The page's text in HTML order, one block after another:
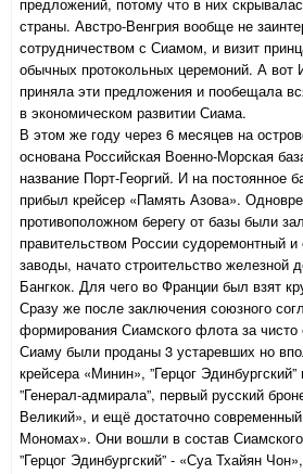
страны. Австро-Венгрия вообще не
сотрудничеством с Сиамом, и визит
обычных протокольных церемоний. А вот
приняла эти предложения и пообещала
в экономическом развитии Сиама.
В этом же году через 6 месяцев на
основана Российская Военно-Морская
название Порт-Георгий. И на постоянное
прибыл крейсер «Память Азова».
противоположном берегу от базы были
правительством России судоремонтный
заводы, начато строительство железной
Бангкок. Для чего во Франции был взят
Сразу же после заключения союзного
формирования Сиамского флота за
Сиаму были проданы 3 устаревших но
крейсера «Минин», ”Герцог
”Генерал-адмирала”, первый русский
Великий», и ещё достаточно
Мономах». Они вошли в состав
”Герцог Эдинбургский” - «Суа Тхайян